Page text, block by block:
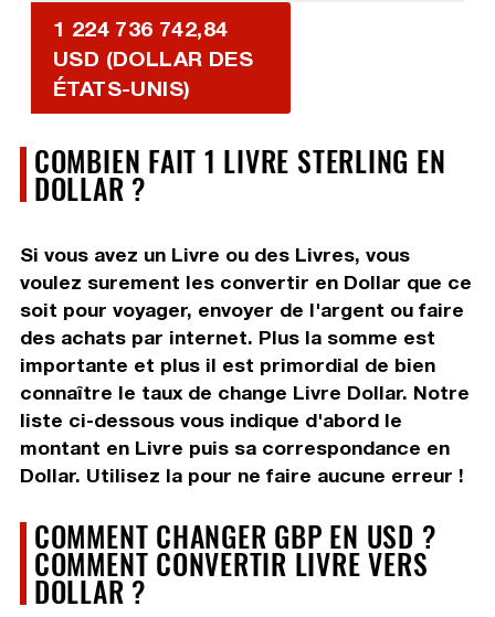
1 224 736 742,84
USD (DOLLAR DES
ÉTATS-UNIS)
COMBIEN FAIT 1 LIVRE STERLING EN
DOLLAR ?
Si vous avez un Livre ou des Livres, vous
voulez surement les convertir en Dollar que ce
soit pour voyager, envoyer de l'argent ou faire
des achats par internet. Plus la somme est
importante et plus il est primordial de bien
connaître le taux de change Livre Dollar. Notre
liste ci-dessous vous indique d'abord le
montant en Livre puis sa correspondance en
Dollar. Utilisez la pour ne faire aucune erreur !
COMMENT CHANGER GBP EN USD ?
COMMENT CONVERTIR LIVRE VERS
DOLLAR ?